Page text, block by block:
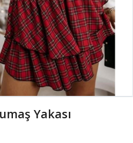
Yakası